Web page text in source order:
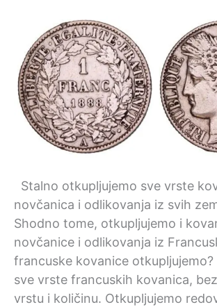
Stalno otkupljujemo sve vrste
novčanica i odlikovanja iz svih
Shodno tome, otkupljujemo i
novčanice i odlikovanja iz
francuske kovanice otkupljujemo?
sve vrste francuskih kovanica,
vrstu i količinu. Otkupljujemo